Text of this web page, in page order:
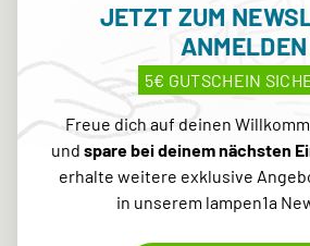
JETZT ZUM
ANMELDEN
5€ GUTSCHEIN
Freue dich auf deinen
und spare bei deinem nächsten
erhalte weitere exklusive
in unserem lampen1a